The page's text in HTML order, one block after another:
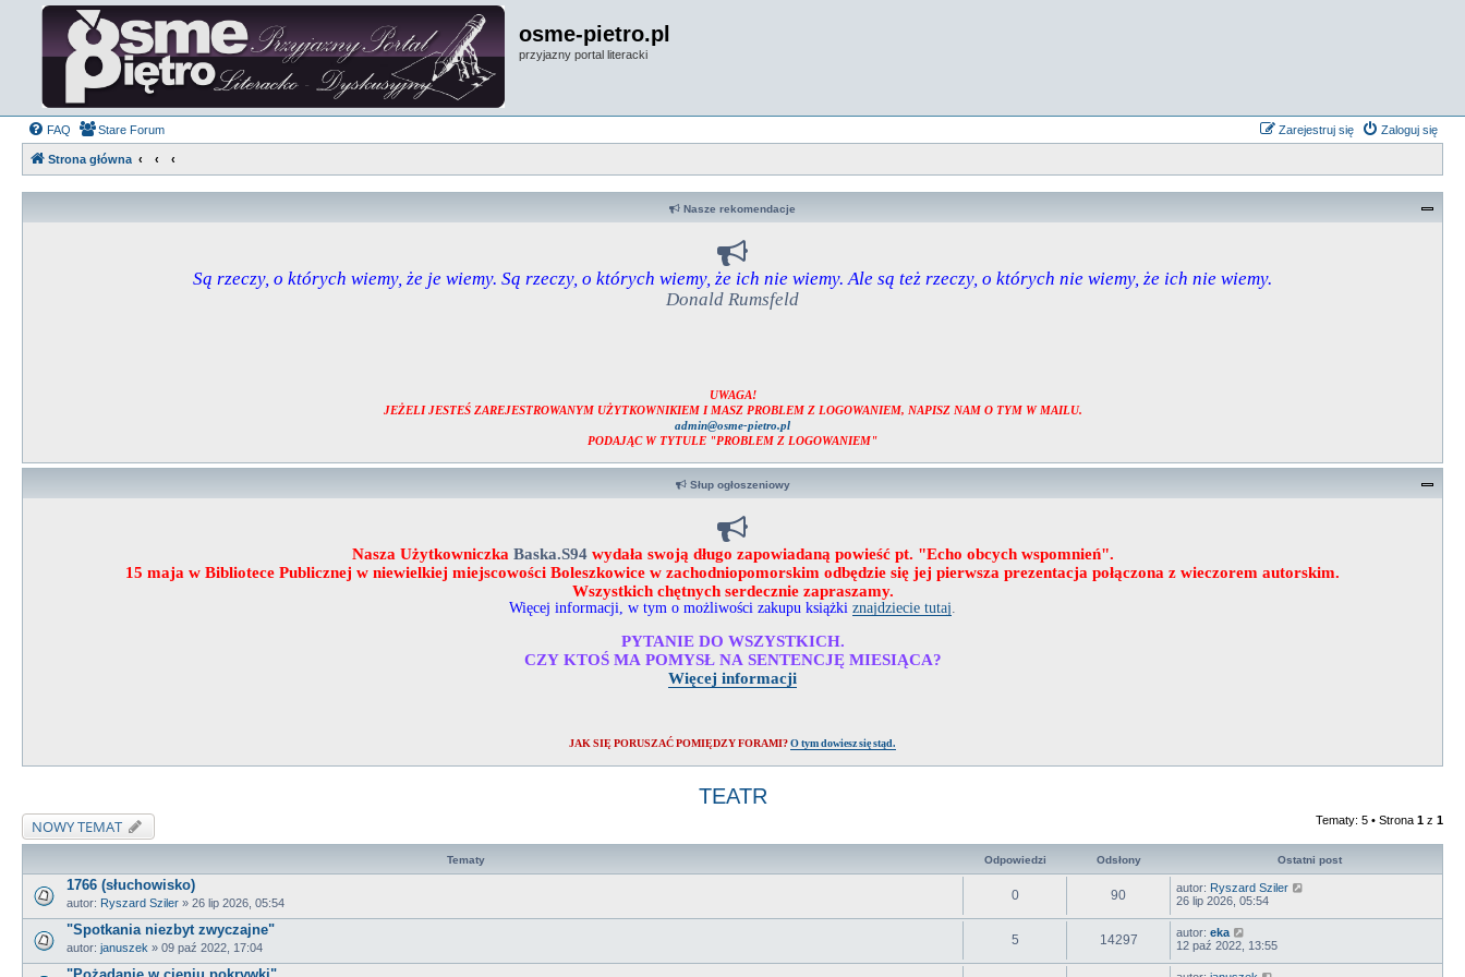
osme-pietro.pl
przyjazny portal literacki
FAQ Zaloguj się
Zarejestruj się
Stare Forum
Strona główna
Nasze rekomendacje
Są rzeczy, o których wiemy, że je wiemy. Są rzeczy, o których wiemy, że ich nie wiemy. Ale są też rzeczy, o których nie wiemy, że ich nie wiemy.
Donald Rumsfeld
UWAGA!
JEŻELI JESTEŚ ZAREJESTROWANYM UŻYTKOWNIKIEM I MASZ PROBLEM Z LOGOWANIEM, NAPISZ NAM O TYM W MAILU.
admin@osme-pietro.pl
PODAJĄC W TYTULE "PROBLEM Z LOGOWANIEM"
Słup ogłoszeniowy
Nasza Użytkowniczka Baska.S94 wydała swoją długo zapowiadaną powieść pt. "Echo obcych wspomnień".
15 maja w Bibliotece Publicznej w niewielkiej miejscowości Boleszkowice w zachodniopomorskim odbędzie się jej pierwsza prezentacja połączona z wieczorem autorskim.
Wszystkich chętnych serdecznie zapraszamy.
Więcej informacji, w tym o możliwości zakupu książki znajdziecie tutaj
PYTANIE DO WSZYSTKICH.
CZY KTOŚ MA POMYSŁ NA SENTENCJĘ MIESIĄCA?
Więcej informacji
JAK SIĘ PORUSZAĆ POMIĘDZY FORAMI? O tym dowiesz się stąd.
TEATR
NOWY TEMAT Tematy: 5 • Strona 1 z 1
Tematy Odpowiedzi Odsłony Ostatni post
1766 (słuchowisko)
autor: Ryszard Sziler » 26 lip 2026, 05:54
0 90 autor: Ryszard Sziler
26 lip 2026, 05:54
"Spotkania niezbyt zwyczajne"
autor: januszek » 09 paź 2022, 17:04
5 14297 autor: eka
12 paź 2022, 13:55